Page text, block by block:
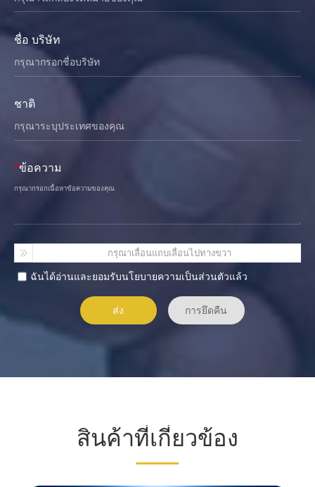
ชื่อ บริษัท
ชาติ
*ข้อความ
กรุณาเลื่อนแถบเลื่อนไปทางขวา
ฉันได้อ่านและยอมรับนโยบายความเป็นส่วนตัวแล้ว
สินค้าที่เกี่ยวข้อง